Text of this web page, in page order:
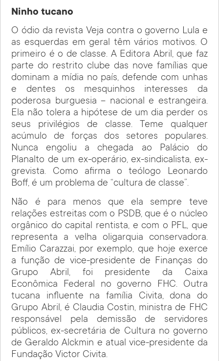
Ninho tucano
O ódio da revista Veja contra o governo Lula e
as esquerdas em geral têm vários motivos. O
primeiro é o de classe. A Editora Abril, que faz
parte do restrito clube das nove famílias que
dominam a mídia no país, defende com unhas
e dentes os mesquinhos interesses da
poderosa burguesia – nacional e estrangeira.
Ela não tolera a hipótese de um dia perder os
seus privilégios de classe. Teme qualquer
acúmulo de forças dos setores populares.
Nunca engoliu a chegada ao Palácio do
Planalto de um ex-operário, ex-sindicalista, ex-
grevista. Como afirma o teólogo Leonardo
Boff, é um problema de “cultura de classe”.
Não é para menos que ela sempre teve
relações estreitas com o PSDB, que é o núcleo
orgânico do capital rentista, e com o PFL, que
representa a velha oligarquia conservadora.
Emílio Carazzai, por exemplo, que hoje exerce
a função de vice-presidente de Finanças do
Grupo Abril, foi presidente da Caixa
Econômica Federal no governo FHC. Outra
tucana influente na família Civita, dona do
Grupo Abril, é Claudia Costin, ministra de FHC
responsável pela demissão de servidores
públicos, ex-secretária de Cultura no governo
de Geraldo Alckmin e atual vice-presidente da
Fundação Victor Civita.